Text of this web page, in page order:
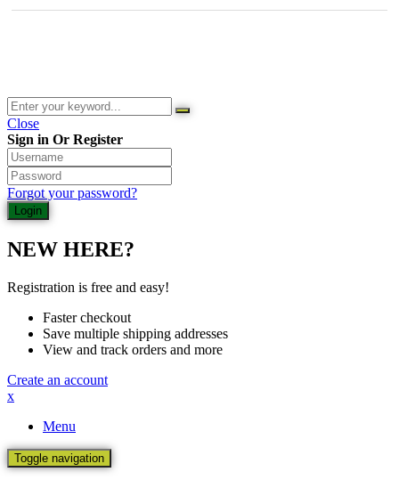
Close
Sign in Or Register
Forgot your password?
NEW HERE?
Registration is free and easy!
Faster checkout
Save multiple shipping addresses
View and track orders and more
Create an account
x
Menu
Toggle navigation